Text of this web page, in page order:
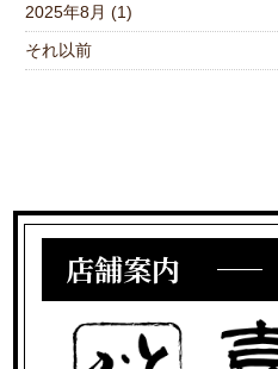
2025年8月 (1)
それ以前
店舗案内